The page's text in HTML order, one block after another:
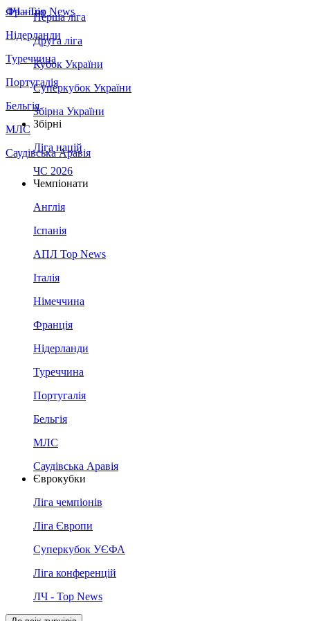
Франція
Нідерланди
Туреччина
Португалія
Бельгія
МЛС
Саудівська Аравія
ЛЧ - Top News
Перша ліга
Друга ліга
Кубок України
Суперкубок України
Збірна України
Збірні
Ліга націй
ЧС 2026
Чемпіонати
Англія
Іспанія
АПЛ Top News
Італія
Німеччина
Франція
Нідерланди
Туреччина
Португалія
Бельгія
МЛС
Саудівська Аравія
Єврокубки
Ліга чемпіонів
Ліга Європи
Суперкубок УЄФА
Ліга конференцій
ЛЧ - Top News